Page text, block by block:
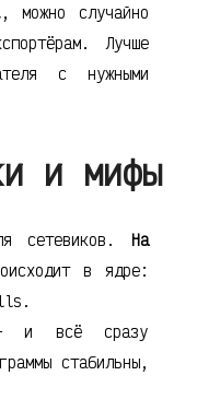
можно случайно
Лучше
с нужными
и мифы
сетевиков. На
в ядре:
и всё сразу
стабильны,